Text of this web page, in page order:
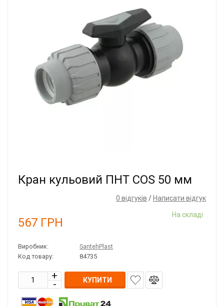
Кран кульовий ПНТ COS 50 мм
0 відгуків / Написати відгук
567 ГРН
На складі
Виробник:
SantehPlast
Код товару:
84735
КУПИТИ